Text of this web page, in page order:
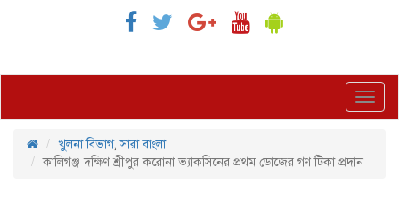
খুলনা বিভাগ,সারা বাংলা
কালিগঞ্জ দক্ষিণ শ্রীপুর করোনা ভ্যাকসিনের প্রথম ডোজের গণ টিকা প্রদান